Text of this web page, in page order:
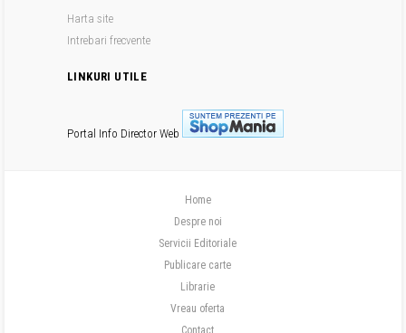
Harta site
Intrebari frecvente
LINKURI UTILE
Portal Info Director Web
Home
Despre noi
Servicii Editoriale
Publicare carte
Librarie
Vreau oferta